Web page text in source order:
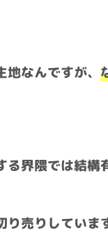
地なんですが、
る界隈では結構
売りしていま